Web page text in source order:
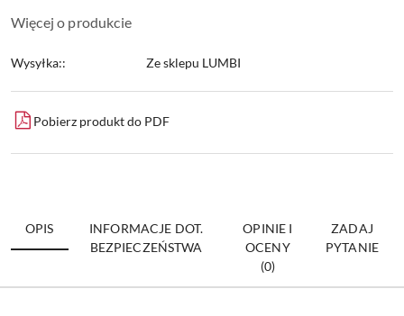
Więcej o produkcie
Wysyłka:: Ze sklepu LUMBI
Pobierz produkt do PDF
OPIS
INFORMACJE DOT.
BEZPIECZEŃSTWA
OPINIE I
OCENY
(0)
ZADAJ
PYTANIE